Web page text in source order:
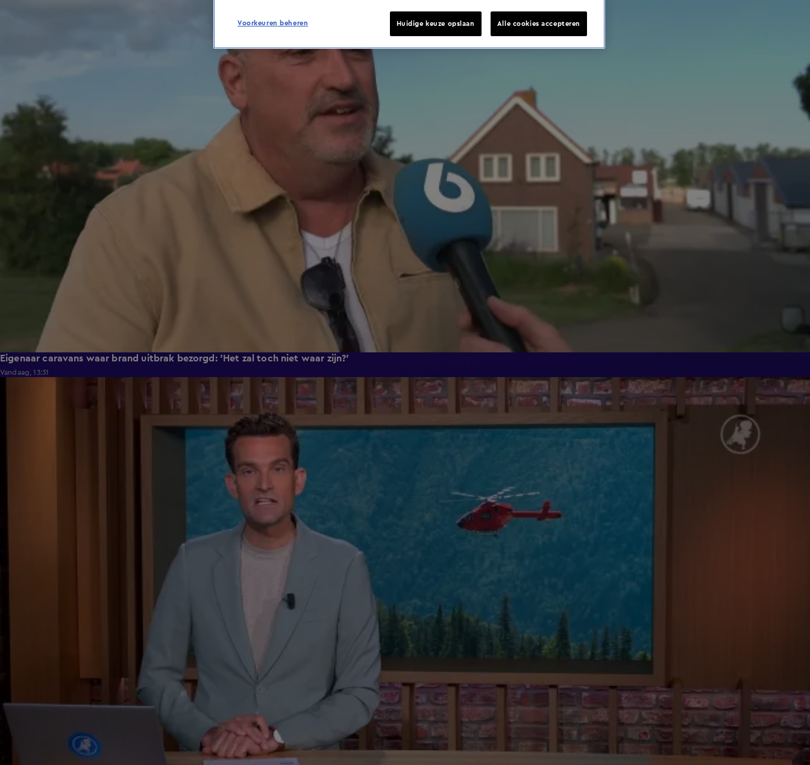
Eigenaar caravans waar brand uitbrak bezorgd: 'Het zal toch niet waar zijn?'
Vandaag, 13:31
Voorkeuren beheren Huidige keuze opslaan Alle cookies accepteren